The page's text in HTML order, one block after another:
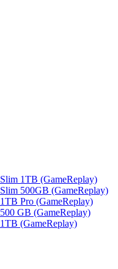
1TB (GameReplay)
500GB (GameReplay)
Pro (GameReplay)
GB (GameReplay)
(GameReplay)